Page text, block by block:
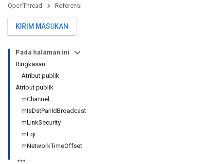
OpenThread Referensi
KIRIM MASUKAN
Pada halaman ini
Ringkasan
Atribut publik
Atribut publik
mChannel
mIsDstPanIdBroadcast
mLinkSecurity
mLqi
mNetworkTimeOffset